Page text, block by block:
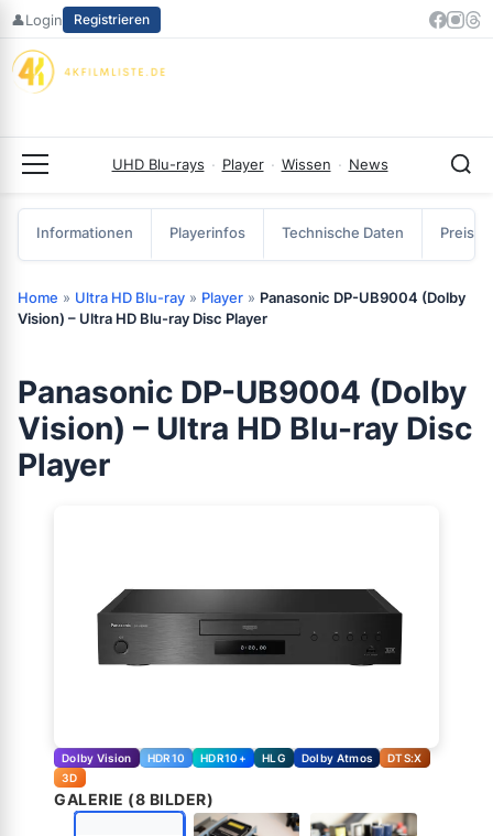
Zum
springen
👤Login Registrieren
UHD Blu-rays · Player · Wissen · News
Informationen Playerinfos Technische Daten
Home » Ultra HD Blu-ray » Player » Panasonic DP-UB9004 (Dolby
Vision) – Ultra HD Blu-ray Disc Player
Panasonic DP-UB9004 (Dolby
Vision) – Ultra HD Blu-ray Disc
Player
Dolby Vision HDR10 HDR10+ HLG Dolby Atmos
DTS:X
3D
GALERIE (8 BILDER)